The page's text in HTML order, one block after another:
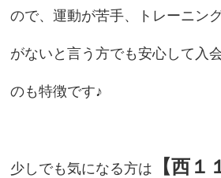
ので、運動が苦手、トレーニン
がないと言う方でも安心して入
のも特徴です♪
少しでも気になる方は
【西１